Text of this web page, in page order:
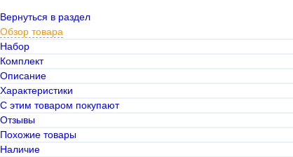
Вернуться в раздел
Обзор товара
Набор
Комплект
Описание
Характеристики
С этим товаром покупают
Отзывы
Похожие товары
Наличие